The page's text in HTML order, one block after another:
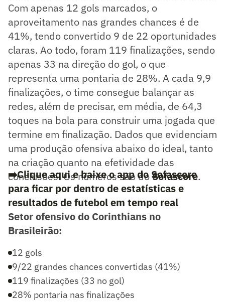
Com apenas 12 gols marcados, o
aproveitamento nas grandes chances é de
41%, tendo convertido 9 de 22 oportunidades
claras. Ao todo, foram 119 finalizações, sendo
apenas 33 na direção do gol, o que
representa uma pontaria de 28%. A cada 9,9
finalizações, o time consegue balançar as
redes, além de precisar, em média, de 64,3
toques na bola para construir uma jogada que
termine em finalização. Dados que evidenciam
uma produção ofensiva abaixo do ideal, tanto
na criação quanto na efetividade das
conclusões. Os números são doSofascore.
➡️Clique aqui e baixe o app do Sofascore
para ficar por dentro de estatísticas e
resultados de futebol em tempo real
Setor ofensivo do Corinthians no
Brasileirão:
12 gols
9/22 grandes chances convertidas (41%)
119 finalizações (33 no gol)
28% pontaria nas finalizações